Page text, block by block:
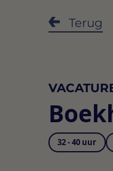
Terug
32 - 40 uur